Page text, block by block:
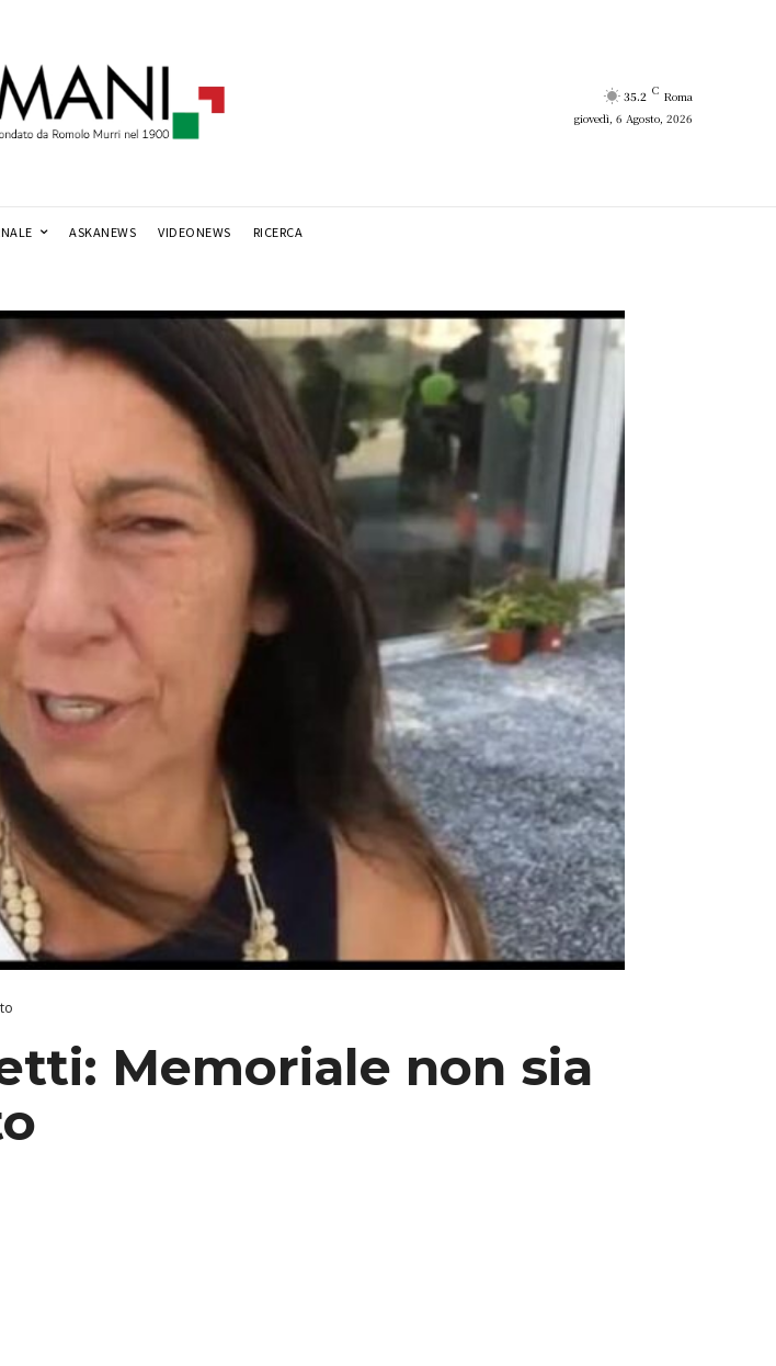
35.2 C Roma
giovedì, 6 Agosto, 2026
ASKANEWS VIDEONEWS RICERCA
Memoriale non sia